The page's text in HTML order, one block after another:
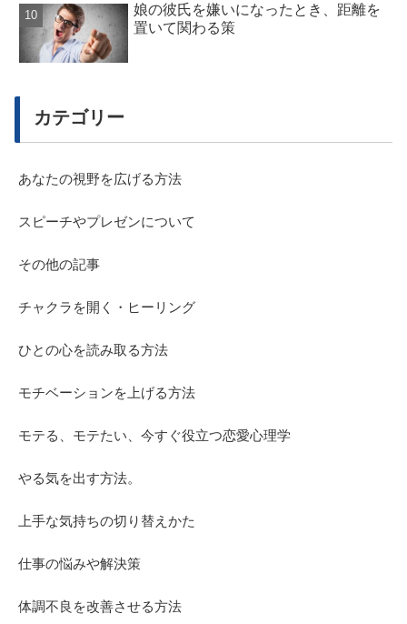
娘の彼氏を嫌いになったとき、距離を
置いて関わる策
カテゴリー
あなたの視野を広げる方法
スピーチやプレゼンについて
その他の記事
チャクラを開く・ヒーリング
ひとの心を読み取る方法
モチベーションを上げる方法
モテる、モテたい、今すぐ役立つ恋愛心理学
やる気を出す方法。
上手な気持ちの切り替えかた
仕事の悩みや解決策
体調不良を改善させる方法